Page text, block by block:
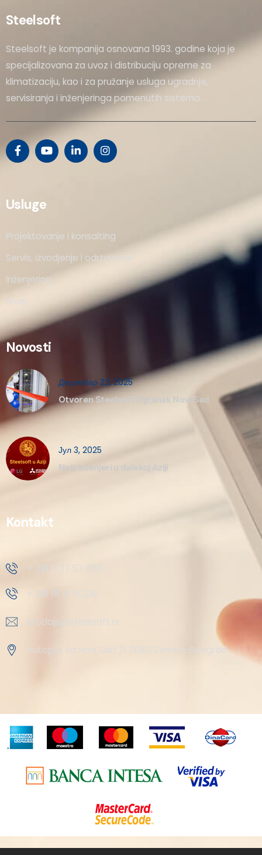
Steelsoft
Steelsoft je kompanija osnovana 1993. godine koja je
specijalizovana za uvoz i distribuciju opreme za
klimatizaciju, kao i za pružanje usluga ugradnje,
servisiranja i inženjeringa pomenutih sistema.
Usluge
Projektovanje i konsalting
Servis, izvodjenje i održavanje
Inženjering
Shop
Novosti
Децембар 23, 2025
Otvoren Steelsoft Ogranak Novi Sad
Јул 3, 2025
Naši inženjeri u dalekoj Aziji
Kontakt
+ 381 11 37 57 555
+ 381 18 41 51 230
prodaja@steelsoft.rs
Autoput za Novi Sad 71 11080, Zemun-Beograd